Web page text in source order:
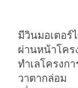
มีวินมอเตอร์
ผ่านหน้าโคร
ทำเลโครงก
วาตากล่อม